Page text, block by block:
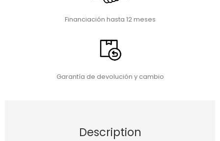
Financiación hasta 12 meses
Garantía de devolución y cambio
Description